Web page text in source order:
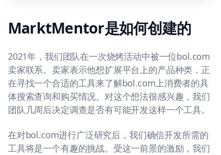
MarktMentor是如何创建的
2021年，我们团队在一次烧烤活动中被一位bol.com
卖家联系。卖家表示他想扩展平台上的产品种类，正
在寻找一个合适的工具来了解bol.com上消费者的具
体搜索查询和购买情况。对这个想法很感兴趣，我们
团队几周后决定调查是否有可能开发这样一个工具。
在对bol.com进行广泛研究后，我们确信开发所需的
工具将是一个有趣的挑战。受这一前景的激励，我们